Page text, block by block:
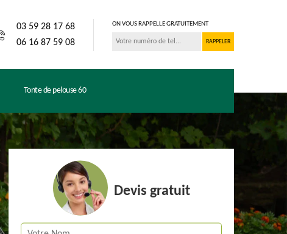
03 59 28 17 68
06 16 87 59 08
ON VOUS RAPPELLE GRATUITEMENT
Tonte de pelouse 60
Devis gratuit